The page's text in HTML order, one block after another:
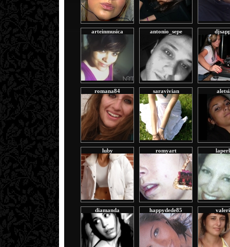
arteinmusica antonio_sepe
romana84 saravivian
luby romyart
diamanda happydede85